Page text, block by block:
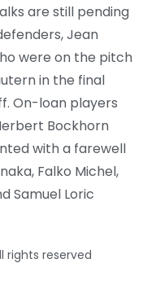
are still pending
Jean
were on the pitch
in the final
On-loan players
Bockhorn
with a farewell
Falko Michel,
Samuel Loric
rights reserved